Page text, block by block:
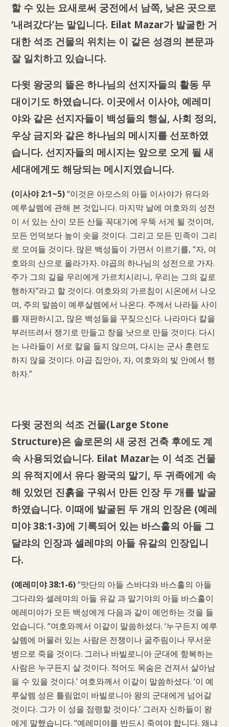
할 수 있는 요새로써 궁전에서 남쪽, 낮은 곳으로
‘내려갔다’는 말입니다. Eilat Mazar가 발굴한 거
대한 석조 건물의 위치는 이 같은 성경의 본문과
잘 일치하고 있습니다.
다윗 왕궁의 뜰은 하나님의 선지자들의 활동 무
대이기도 하였습니다. 이곳에서 이사야, 예레미
야와 같은 선지자들이 백성들의 행실, 사회 정의,
우상 금지와 같은 하나님의 메시지를 선포하였
습니다. 선지자들의 메시지는 앞으로 오게 될 새
세대에게도 해당되는 메시지였습니다.
(이사야 2:1~5)“이것은 아모스의 아들 이사야가 유다와
예루살렘에 관해 본 것입니다. 마지막 날에 여호와의 성전
이 서 있는 산이 모든 산들 꼭대기에 우뚝 서게 될 것이며,
모든 언덕보다 높이 솟을 것이다. 그리고 모든 민족이 그리
로 모여들 것이다. 많은 백성들이 가면서 이르기를, “자, 여
호와의 산으로 올라가자. 야곱의 하나님의 성전으로 가자.
주가 그의 길을 우리에게 가르치시리니, 우리는 그의 길로
행하자”라고 할 것이다. 여호와의 가르침이 시온에서 나오
며, 주의 말씀이 예루살렘에서 나온다. 주께서 나라들 사이
를 재판하시고, 많은 백성들을 꾸짖으신다. 나라마다 칼을
부러뜨려서 쟁기로 만들고 창을 낫으로 만들 것이다. 다시
는 나라들이 서로 칼을 들지 않으며, 다시는 군사 훈련도
하지 않을 것이다. 야곱 집안아, 자, 여호와의 빛 안에서 행
하자.”
다윗 궁전의 석조 건물(Large Stone
Structure)은 솔로몬의 새 궁전 건축 후에도 계
속 사용되었습니다. Eilat Mazar는 이 석조 건물
의 유적지에서 유다 왕국의 말기, 두 귀족에게 속
해 있었던 진흙을 구워서 만든 인장 두 개를 발굴
하였습니다. 이때에 발굴된 두 개의 인장은 (예레
미야 38:1-3)에 기록되어 있는 바스훌의 아들 그
달랴의 인장과 셀레먀의 아들 유갈의 인장입니
다.
(예레미야 38:1-6)“맛단의 아들 스바댜와 바스훌의 아들
그다랴와 셀레먀의 아들 유갈 과 말기야의 아들 바스훌이
예레미야가 모든 백성에게 다음과 같이 예언하는 것을 들
었습니다. “여호와께서 이같이 말씀하셨다. ‘누구든지 예루
살렘에 머물러 있는 사람은 전쟁이나 굶주림이나 무서운
병으로 죽을 것이다. 그러나 바빌로니아 군대에 항복하는
사람은 누구든지 살 것이다. 적어도 목숨은 건져서 살아남
을 수 있을 것이다.’ 여호와께서 이같이 말씀하셨다. ‘이 예
루살렘 성은 틀림없이 바빌로니아 왕의 군대에게 넘어갈
것이다. 그가 이 성을 점령할 것이다.’ 그러자 신하들이 왕
에게 말했습니다. “예레미야를 반드시 죽여야 합니다. 왜냐